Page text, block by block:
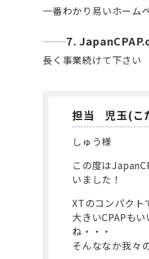
一番わかり易いホーム
7.
長く事業続けて下さい
担当 児玉(こ
しゅう様
この度は
いました！
XTのコンパクト
大きいCPAPも
ね・・・
そんななか我々